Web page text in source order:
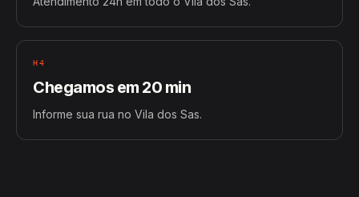
H4
Chegamos em 20 min
Informe sua rua no Vila dos Sas.